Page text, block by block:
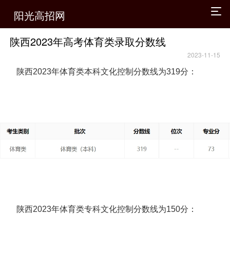
阳光高招网
陕西2023年高考体育类录取分数线
2023-11-15
陕西2023年体育类本科文化控制分数线为319分：
陕西2023年体育类专科文化控制分数线为150分：